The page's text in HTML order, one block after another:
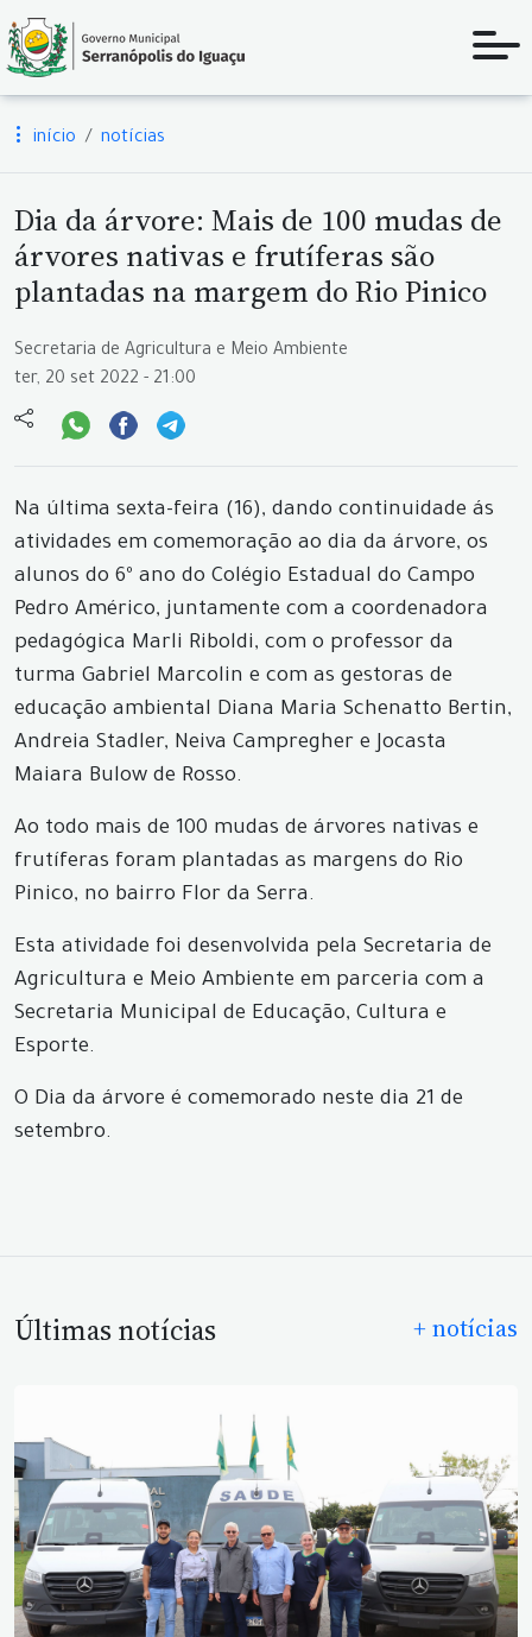
início notícias
Dia da árvore: Mais de 100 mudas de
árvores nativas e frutíferas são
plantadas na margem do Rio Pinico
Secretaria de Agricultura e Meio Ambiente
ter, 20 set 2022 - 21:00
Na última sexta-feira (16), dando continuidade ás
atividades em comemoração ao dia da árvore, os
alunos do 6º ano do Colégio Estadual do Campo
Pedro Américo, juntamente com a coordenadora
pedagógica Marli Riboldi, com o professor da
turma Gabriel Marcolin e com as gestoras de
educação ambiental Diana Maria Schenatto Bertin,
Andreia Stadler, Neiva Campregher e Jocasta
Maiara Bulow de Rosso.
Ao todo mais de 100 mudas de árvores nativas e
frutíferas foram plantadas as margens do Rio
Pinico, no bairro Flor da Serra.
Esta atividade foi desenvolvida pela Secretaria de
Agricultura e Meio Ambiente em parceria com a
Secretaria Municipal de Educação, Cultura e
Esporte.
O Dia da árvore é comemorado neste dia 21 de
setembro.
Últimas notícias + notícias